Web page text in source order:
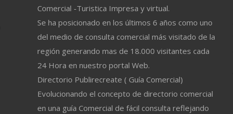
Comercial -Turistica Impresa y virtual.
Se ha posicionado en los últimos 6 años como uno
del medio de consulta comercial más visitado de la
región generando mas de 18.000 visitantes cada
24 Hora en nuestro portal Web.
Directorio Publirecreate ( Guía Comercial)
Evolucionando el concepto de directorio comercial
en una guía Comercial de fácil consulta reflejando